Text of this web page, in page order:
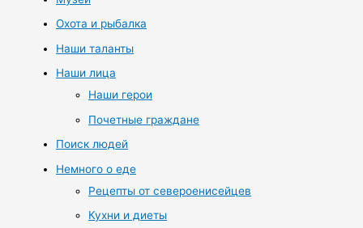
Охота и рыбалка
Наши таланты
Наши лица
Наши герои
Почетные граждане
Поиск людей
Немного о еде
Рецепты от североенисейцев
Кухни и диеты